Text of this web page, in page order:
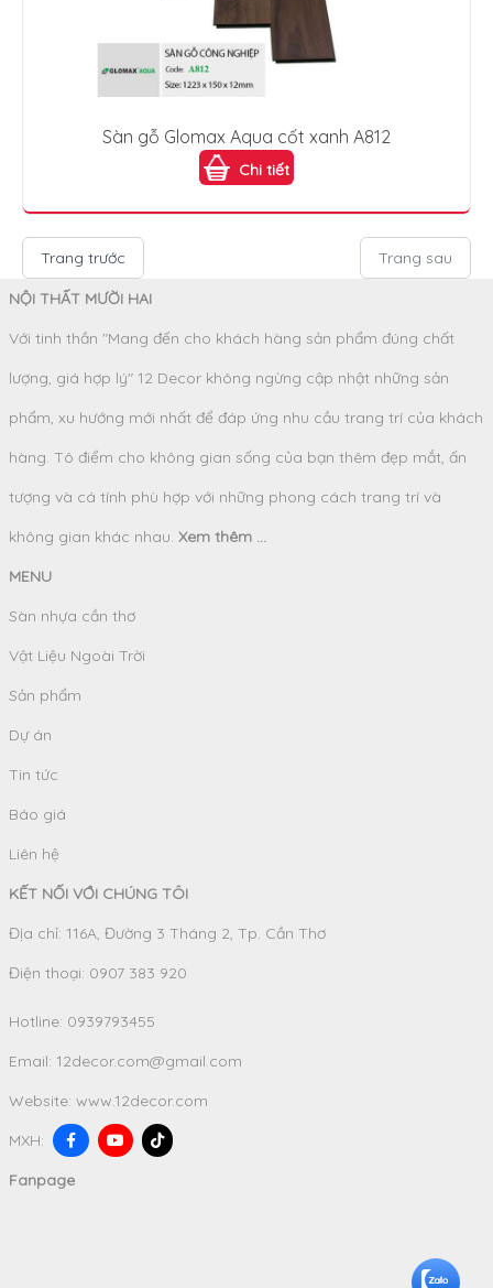
Sàn gỗ Glomax Aqua cốt xanh A812
Chi tiết
Trang trước Trang sau
NỘI THẤT MƯỜI HAI
Với tinh thần "Mang đến cho khách hàng sản phẩm đúng chất
lượng, giá hợp lý" 12 Decor không ngừng cập nhật những sản
phẩm, xu hướng mới nhất để đáp ứng nhu cầu trang trí của khách
hàng. Tô điểm cho không gian sống của bạn thêm đẹp mắt, ấn
tượng và cá tính phù hợp với những phong cách trang trí và
không gian khác nhau. Xem thêm ...
MENU
Sàn nhựa cần thơ
Vật Liệu Ngoài Trời
Sản phẩm
Dự án
Tin tức
Báo giá
Liên hệ
KẾT NỐI VỚI CHÚNG TÔI
Địa chỉ: 116A, Đường 3 Tháng 2, Tp. Cần Thơ
Điện thoại: 0907 383 920
Hotline: 0939793455
Email: 12decor.com@gmail.com
Website: www.12decor.com
MXH:
Fanpage